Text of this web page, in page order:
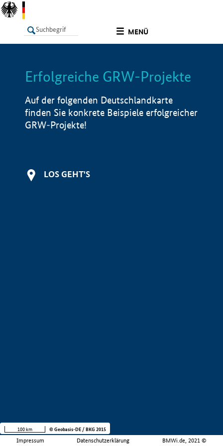
MENÜ
LISTE Info
Erfolgreiche GRW-Projekte
Auf der folgenden Deutschlandkarte
finden Sie konkrete Beispiele erfolgreicher
GRW-Projekte!
LOS GEHT'S
Impressum Datenschutzerklärung BMWi.de, 2021 ©
100 km © Geobasis-DE / BKG 2015